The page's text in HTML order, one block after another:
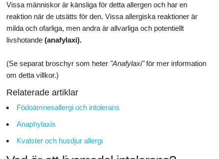
Vissa människor är känsliga för detta allergen och har en
reaktion när de utsätts för den. Vissa allergiska reaktioner är
milda och ofarliga, men andra är allvarliga och potentiellt
livshotande (anafylaxi).
(Se separat broschyr som heter "Anafylaxi"för mer information
om detta villkor.)
Relaterade artiklar
Födoämnesallergi och intolerans
Anaphylaxis
Kvalster och husdjur allergi